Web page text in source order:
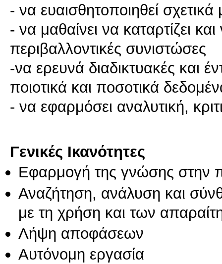
- να ευαισθητοποιηθεί
- να μαθαίνει να καταρτίζει
περιβαλλοντικές συνιστώσες
-να ερευνά διαδικτυακές και
ποιοτικά και ποσοτικά
- να εφαρμόσει αναλυτική,
Γενικές Ικανότητες
Εφαρμογή της γνώσης στην
Αναζήτηση, ανάλυση και
με τη χρήση και των
Λήψη αποφάσεων
Αυτόνομη εργασία